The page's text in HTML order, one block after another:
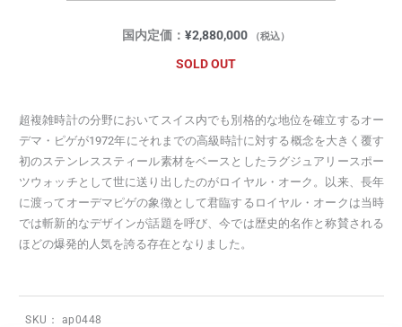
国内定価： ¥2,880,000 （税込）
SOLD OUT
超複雑時計の分野においてスイス内でも別格的な地位を確立するオー
デマ・ピゲが1972年にそれまでの高級時計に対する概念を大きく覆す
初のステンレススティール素材をベースとしたラグジュアリースポー
ツウォッチとして世に送り出したのがロイヤル・オーク。以来、長年
に渡ってオーデマピゲの象徴として君臨するロイヤル・オークは当時
では斬新的なデザインが話題を呼び、今では歴史的名作と称賛される
ほどの爆発的人気を誇る存在となりました。
SKU： ap0448